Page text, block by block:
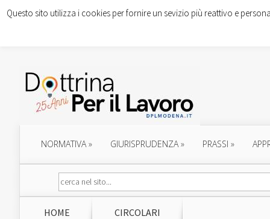
NORMATIVA» GIURISPRUDENZA» PRASSI »
HOME CIRCOLARI
Questo sito utilizza i cookies per fornire un sevizio più reattivo e